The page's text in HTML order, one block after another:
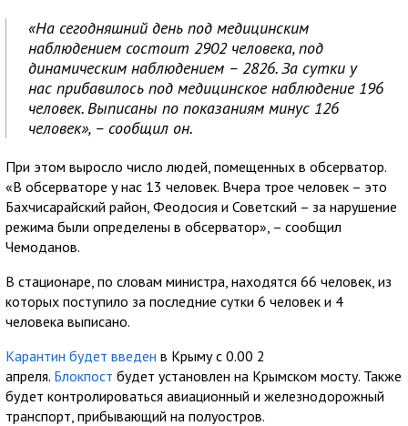
«На сегодняшний день под медицинским
наблюдением состоит 2902 человека, под
динамическим наблюдением – 2826. За сутки у
нас прибавилось под медицинское наблюдение 196
человек. Выписаны по показаниям минус 126
человек», – сообщил он.
При этом выросло число людей, помещенных в обсерватор.
«В обсерваторе у нас 13 человек. Вчера трое человек – это
Бахчисарайский район, Феодосия и Советский – за нарушение
режима были определены в обсерватор», – сообщил
Чемоданов.
В стационаре, по словам министра, находятся 66 человек, из
которых поступило за последние сутки 6 человек и 4
человека выписано.
Карантин будет введен в Крыму с 0.00 2
апреля. Блокпост будет установлен на Крымском мосту. Также
будет контролироваться авиационный и железнодорожный
транспорт, прибывающий на полуостров.